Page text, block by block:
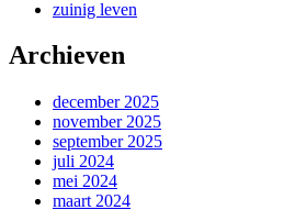
zuinig leven
Archieven
december 2025
november 2025
september 2025
juli 2024
mei 2024
maart 2024